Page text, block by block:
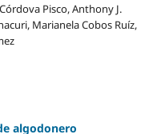
Pisco, Anthony J.
Marianela Cobos Ruíz,
algodonero